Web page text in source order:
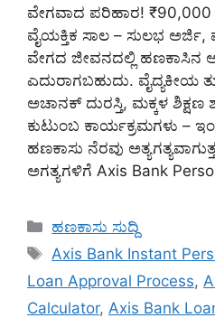
ವೇಗವಾದ ಪರಿಹಾರ! ₹90,000
ವೈಯಕ್ತಿಕ ಸಾಲ – ಸುಲಭ
ವೇಗದ ಜೀವನದಲ್ಲಿ ಹಣಕಾಸಿನ
ಎದುರಾಗಬಹುದು. ವೈದ್ಯಕೀಯ
ಅಚಾನಕ್ ದುರಸ್ತಿ, ಮಕ್ಕಳ
ಕುಟುಂಬ ಕಾರ್ಯಕ್ರಮಗಳು –
ಹಣಕಾಸು ನೆರವು
ಅಗತ್ಯಗಳಿಗೆ Axis Bank
Categories
ಹಣಕಾಸು ಸುದ್ದಿ
Tags
Axis Bank Instant
Loan Approval Process,
Calculator, Axis Bank